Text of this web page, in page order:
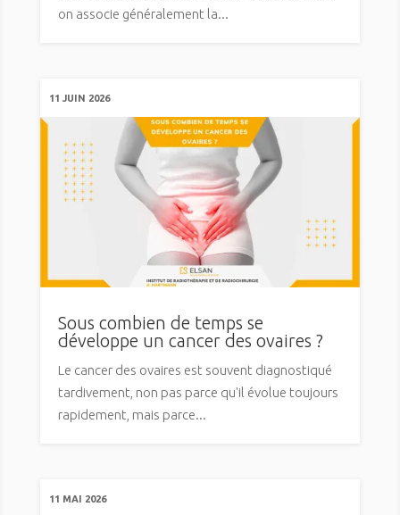
on associe généralement la...
11 JUIN 2026
Sous combien de temps se
développe un cancer des ovaires ?
Le cancer des ovaires est souvent diagnostiqué
tardivement, non pas parce qu'il évolue toujours
rapidement, mais parce...
11 MAI 2026